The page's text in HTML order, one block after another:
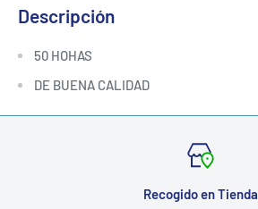
Descripción
50 HOHAS
DE BUENA CALIDAD
Recogido en Tienda